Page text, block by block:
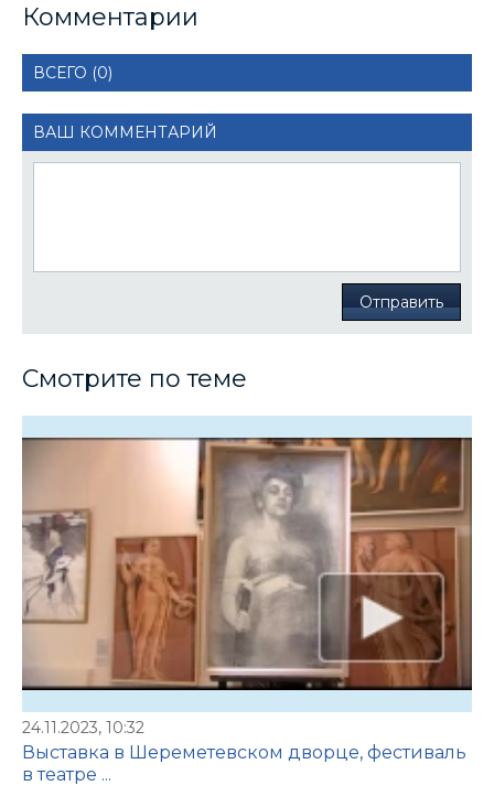
Комментарии
ВСЕГО (0)
ВАШ КОММЕНТАРИЙ
Отправить
Смотрите по теме
24.11.2023, 10:32
Выставка в Шереметевском дворце, фестиваль
в театре ...